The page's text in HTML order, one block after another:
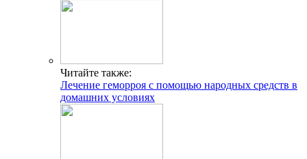
Читайте также:
Лечение геморроя с помощью народных средств в
домашних условиях